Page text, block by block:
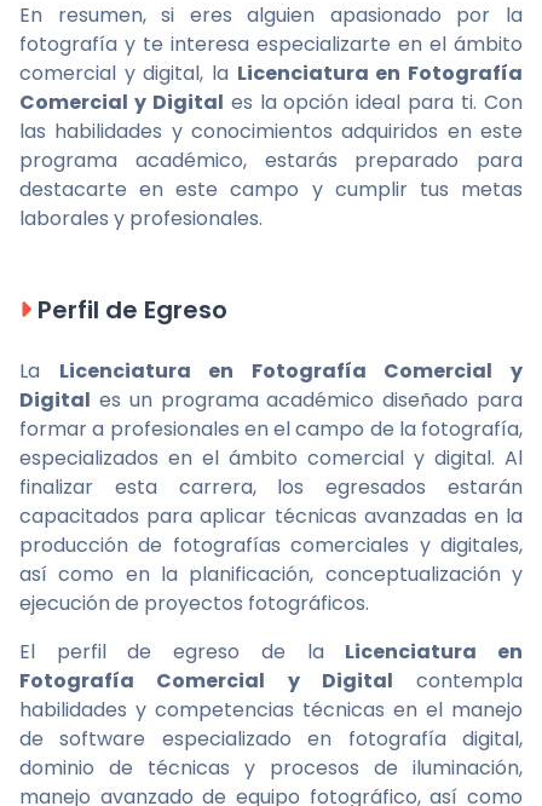
En resumen, si eres alguien apasionado por la
fotografía y te interesa especializarte en el ámbito
comercial y digital, la Licenciatura en Fotografía
Comercial y Digital es la opción ideal para ti. Con
las habilidades y conocimientos adquiridos en este
programa académico, estarás preparado para
destacarte en este campo y cumplir tus metas
laborales y profesionales.
Perfil de Egreso
La Licenciatura en Fotografía Comercial y
Digital es un programa académico diseñado para
formar a profesionales en el campo de la fotografía,
especializados en el ámbito comercial y digital. Al
finalizar esta carrera, los egresados estarán
capacitados para aplicar técnicas avanzadas en la
producción de fotografías comerciales y digitales,
así como en la planificación, conceptualización y
ejecución de proyectos fotográficos.
El perfil de egreso de la Licenciatura en
Fotografía Comercial y Digital contempla
habilidades y competencias técnicas en el manejo
de software especializado en fotografía digital,
dominio de técnicas y procesos de iluminación,
manejo avanzado de equipo fotográfico, así como